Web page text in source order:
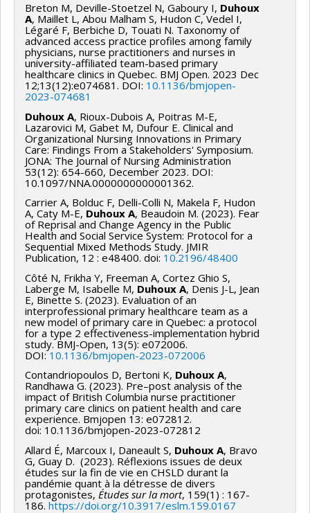
Breton M, Deville-Stoetzel N, Gaboury I, Duhoux
A, Maillet L, Abou Malham S, Hudon C, Vedel I,
Légaré F, Berbiche D, Touati N. Taxonomy of
advanced access practice profiles among family
physicians, nurse practitioners and nurses in
university-affiliated team-based primary
healthcare clinics in Quebec. BMJ Open. 2023 Dec
12;13(12):e074681. DOI: 10.1136/bmjopen-
2023-074681
Duhoux A, Rioux-Dubois A, Poitras M-E,
Lazarovici M, Gabet M, Dufour E. Clinical and
Organizational Nursing Innovations in Primary
Care: Findings From a Stakeholders' Symposium.
JONA: The Journal of Nursing Administration
53(12): 654-660, December 2023. DOI:
10.1097/NNA.0000000000001362.
Carrier A, Bolduc F, Delli-Colli N, Makela F, Hudon
A, Caty M-E, Duhoux A, Beaudoin M. (2023). Fear
of Reprisal and Change Agency in the Public
Health and Social Service System: Protocol for a
Sequential Mixed Methods Study. JMIR
Publication, 12 : e48400. doi: 10.2196/48400
Côté N, Frikha Y, Freeman A, Cortez Ghio S,
Laberge M, Isabelle M, Duhoux A, Denis J-L, Jean
E, Binette S. (2023). Evaluation of an
interprofessional primary healthcare team as a
new model of primary care in Quebec: a protocol
for a type 2 effectiveness-implementation hybrid
study. BMJ-Open, 13(5): e072006.
DOI:10.1136/bmjopen-2023-072006
Contandriopoulos D, Bertoni K, Duhoux A,
Randhawa G. (2023). Pre–post analysis of the
impact of British Columbia nurse practitioner
primary care clinics on patient health and care
experience. Bmjopen 13: e072812.
doi: 10.1136/bmjopen-2023-072812
Allard É, Marcoux I, Daneault S, Duhoux A, Bravo
G, Guay D. (2023). Réflexions issues de deux
études sur la fin de vie en CHSLD durant la
pandémie quant à la détresse de divers
protagonistes, Études sur la mort, 159(1) : 167-
186. https://doi.org/10.3917/eslm.159.0167